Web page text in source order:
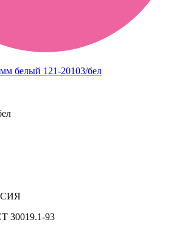
белый 121-20103/бел
30019.1-93